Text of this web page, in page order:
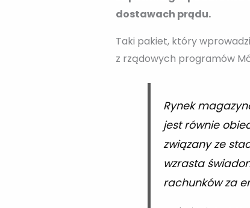
dostawach prądu.
Taki pakiet, który
z rządowych programów
Rynek
jest równie
związany ze
wzrasta
rachunków za